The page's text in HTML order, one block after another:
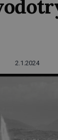
2.1.2024